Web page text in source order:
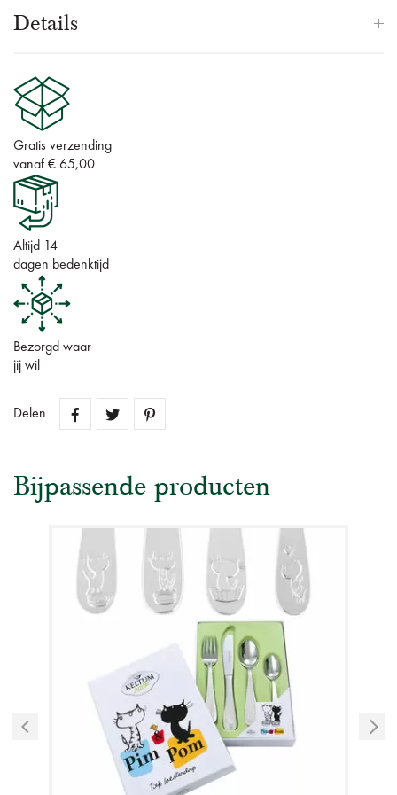
Details
Gratis verzending
vanaf € 65,00
Altijd 14
dagen bedenktijd
Bezorgd waar
jij wil
Delen
Bijpassende producten